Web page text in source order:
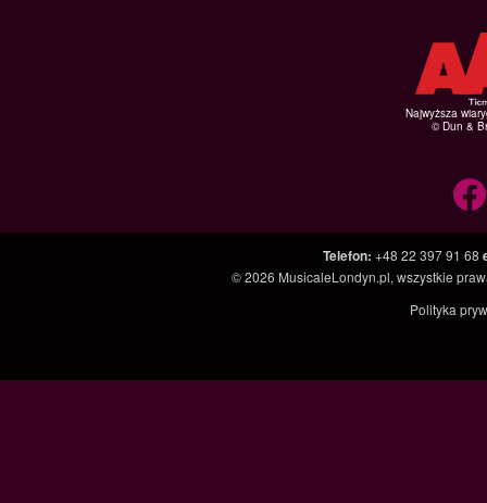
Najwyższa
© Dun &
Telefon: +48 22 397 91 68
© 2026 MusicaleLondyn.pl, wszystkie
Polityka